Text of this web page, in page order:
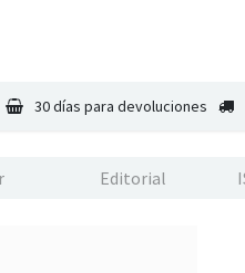
30 días para devoluciones